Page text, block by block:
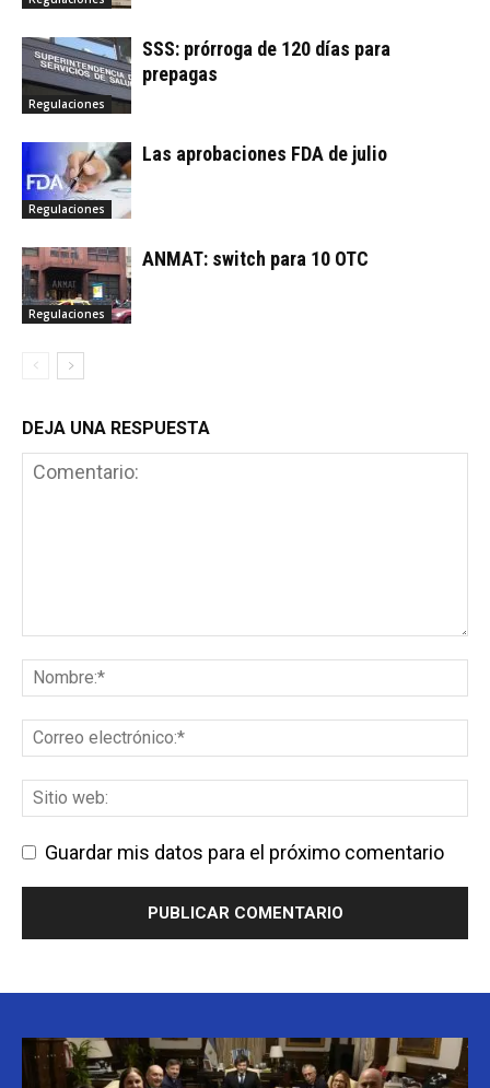
Regulaciones
SSS: prórroga de 120 días para
prepagas
Regulaciones
Las aprobaciones FDA de julio
Regulaciones
ANMAT: switch para 10 OTC
DEJA UNA RESPUESTA
Guardar mis datos para el próximo comentario